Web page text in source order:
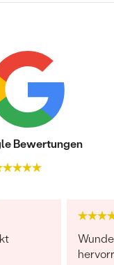
Bewertungen